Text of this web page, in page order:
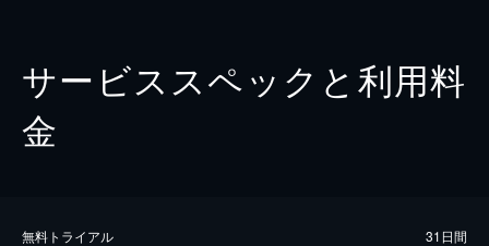
サービススペックと利用料
金
無料トライアル 31日間